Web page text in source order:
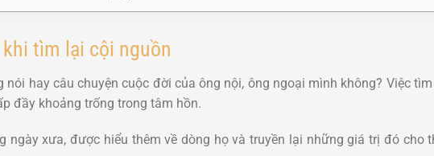
tìm lại cội nguồn
hay câu chuyện cuộc đời của ông nội, ông ngoại mình không? Việc
đầy khoảng trống trong tâm hồn.
ngày xưa, được hiểu thêm về dòng họ và truyền lại những giá trị đó cho